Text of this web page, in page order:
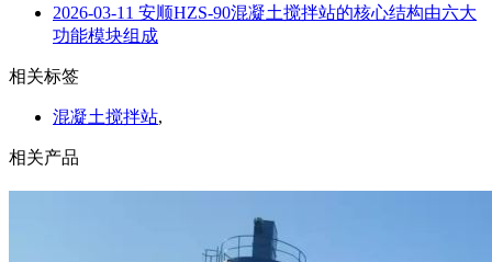
2026-03-11 安顺HZS-90混凝土搅拌站的核心结构由六大
功能模块组成
相关标签
混凝土搅拌站,
相关产品